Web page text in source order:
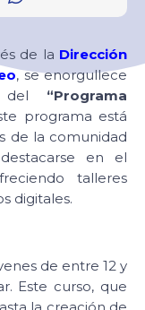
de la Dirección
, se enorgullece
del “Programa
programa está
de la comunidad
en el
talleres
digitales.
de entre 12 y
Este curso, que